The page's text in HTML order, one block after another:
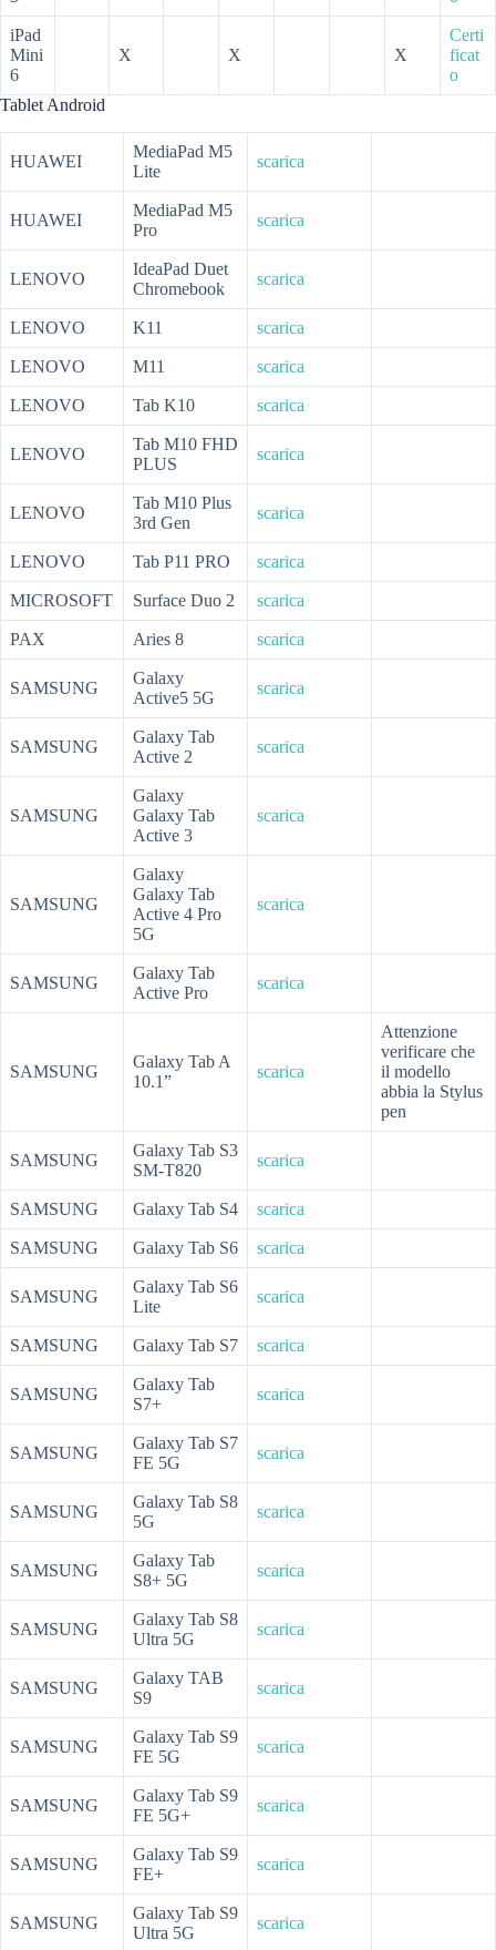
iPad
Mini
6
X X X
Certi
ficat
o
Tablet Android
HUAWEI
MediaPad M5
Lite
scarica
HUAWEI
MediaPad M5
Pro
scarica
LENOVO
IdeaPad Duet
Chromebook
scarica
LENOVO K11 scarica
LENOVO M11 scarica
LENOVO Tab K10 scarica
LENOVO
Tab M10 FHD
PLUS
scarica
LENOVO
Tab M10 Plus
3rd Gen
scarica
LENOVO Tab P11 PRO scarica
MICROSOFT Surface Duo 2 scarica
PAX Aries 8 scarica
SAMSUNG
Galaxy
Active5 5G
scarica
SAMSUNG
Galaxy Tab
Active 2
scarica
SAMSUNG
Galaxy
Galaxy Tab
Active 3
scarica
SAMSUNG
Galaxy
Galaxy Tab
Active 4 Pro
5G
scarica
SAMSUNG
Galaxy Tab
Active Pro
scarica
SAMSUNG
Galaxy Tab A
10.1”
scarica
Attenzione
verificare che
il modello
abbia la Stylus
pen
SAMSUNG
Galaxy Tab S3
SM-T820
scarica
SAMSUNG Galaxy Tab S4 scarica
SAMSUNG Galaxy Tab S6 scarica
SAMSUNG
Galaxy Tab S6
Lite
scarica
SAMSUNG Galaxy Tab S7 scarica
SAMSUNG
Galaxy Tab
S7+
scarica
SAMSUNG
Galaxy Tab S7
FE 5G
scarica
SAMSUNG
Galaxy Tab S8
5G
scarica
SAMSUNG
Galaxy Tab
S8+ 5G
scarica
SAMSUNG
Galaxy Tab S8
Ultra 5G
scarica
SAMSUNG
Galaxy TAB
S9
scarica
SAMSUNG
Galaxy Tab S9
FE 5G
scarica
SAMSUNG
Galaxy Tab S9
FE 5G+
scarica
SAMSUNG
Galaxy Tab S9
FE+
scarica
SAMSUNG
Galaxy Tab S9
Ultra 5G
scarica